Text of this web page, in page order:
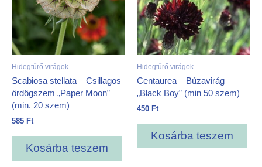
Hidegtűrő virágok
Scabiosa stellata – Csillagos
ördögszem „Paper Moon”
(min. 20 szem)
585 Ft
Kosárba teszem
Hidegtűrő virágok
Centaurea – Búzavirág
„Black Boy” (min 50 szem)
450 Ft
Kosárba teszem